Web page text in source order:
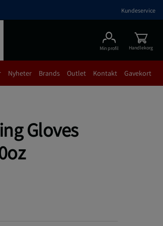
Kundeservice
Min profil Handlekorg
Nyheter Brands Outlet Kontakt Gavekort
Gloves